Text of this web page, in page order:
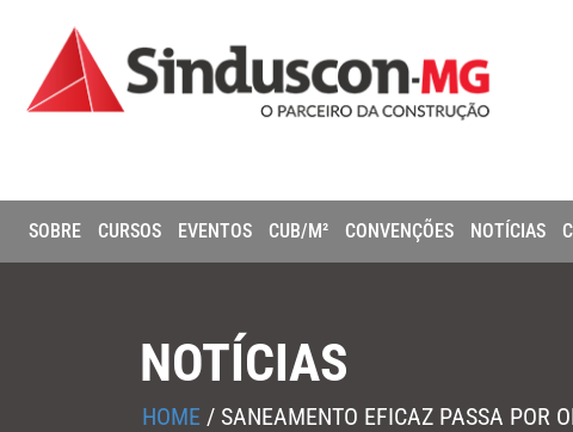
SOBRE CURSOS EVENTOS CUB/M² CONVENÇÕES NOTÍCIAS
NOTÍCIAS
HOME / SANEAMENTO EFICAZ PASSA POR